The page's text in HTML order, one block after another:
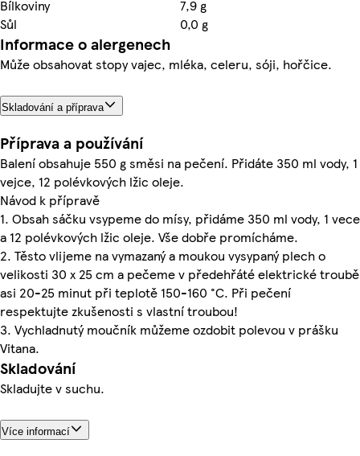
Bílkoviny
7,9 g
Sůl
0,0 g
Informace o alergenech
Může obsahovat stopy vajec, mléka, celeru, sóji, hořčice.
Skladování a příprava
Příprava a používání
Balení obsahuje 550 g směsi na pečení. Přidáte 350 ml vody, 1
vejce, 12 polévkových lžic oleje.
Návod k přípravě
1. Obsah sáčku vsypeme do mísy, přidáme 350 ml vody, 1 vece
a 12 polévkových lžic oleje. Vše dobře promícháme.
2. Těsto vlijeme na vymazaný a moukou vysypaný plech o
velikosti 30 x 25 cm a pečeme v předehřáté elektrické troubě
asi 20-25 minut při teplotě 150-160 °C. Při pečení
respektujte zkušenosti s vlastní troubou!
3. Vychladnutý moučník můžeme ozdobit polevou v prášku
Vitana.
Skladování
Skladujte v suchu.
Více informací